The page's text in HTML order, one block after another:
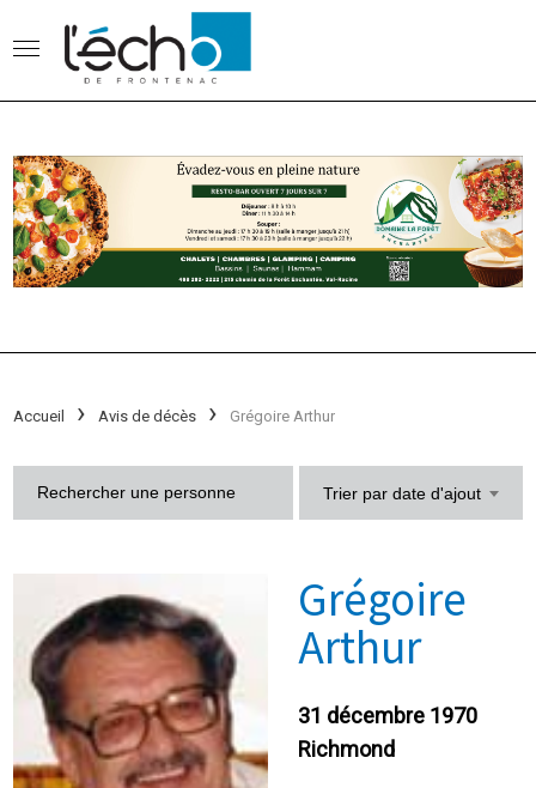
Accueil Avis de décès Grégoire Arthur
Trier par date d'ajout
Grégoire
Arthur
31 décembre 1970
Richmond